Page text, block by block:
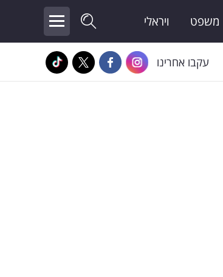
משפט ויראלי
עקבו אחרינו